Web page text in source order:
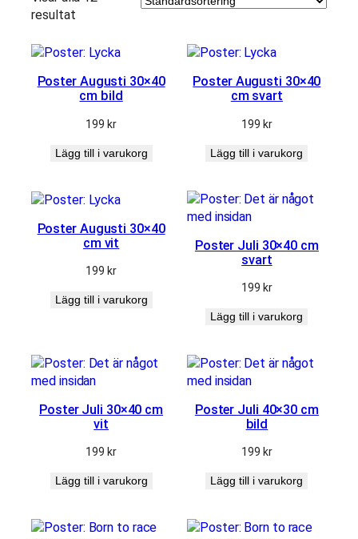
resultat
Poster Augusti 30×40
cm bild
199 kr
Lägg till i varukorg
Poster Augusti 30×40
cm svart
199 kr
Lägg till i varukorg
Poster Augusti 30×40
cm vit
199 kr
Lägg till i varukorg
Poster Juli 30×40 cm
svart
199 kr
Lägg till i varukorg
Poster Juli 30×40 cm
vit
199 kr
Lägg till i varukorg
Poster Juli 40×30 cm
bild
199 kr
Lägg till i varukorg
går inte att
behövs för
taget ska
fungera.
Statistik
För att vi
förbättra
baserat på
används.